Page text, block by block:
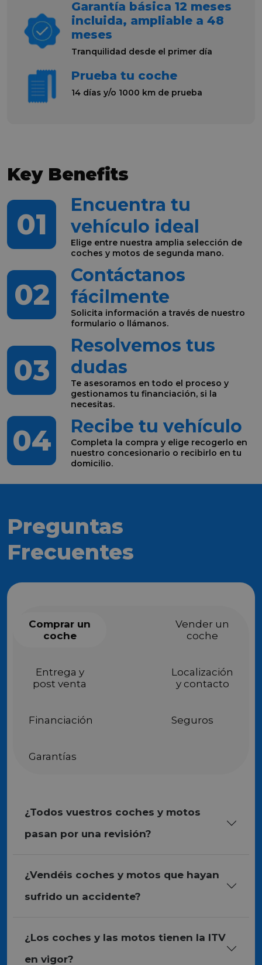
Garantía básica 12 meses
incluida, ampliable a 48
meses
Tranquilidad desde el primer día
Prueba tu coche
14 días y/o 1000 km de prueba
Key Benefits
01
Encuentra tu
vehículo ideal
Elige entre nuestra amplia selección de
coches y motos de segunda mano.
02
Contáctanos
fácilmente
Solicita información a través de nuestro
formulario o llámanos.
03
Resolvemos tus
dudas
Te asesoramos en todo el proceso y
gestionamos tu financiación, si la
necesitas.
04 Recibe tu vehículo
Completa la compra y elige recogerlo en
nuestro concesionario o recibirlo en tu
domicilio.
Preguntas
Frecuentes
Comprar un
coche
Vender un
coche
Entrega y
post venta
Localización
y contacto
Financiación Seguros
Garantías
¿Todos vuestros coches y motos
pasan por una revisión?
¿Vendéis coches y motos que hayan
sufrido un accidente?
¿Los coches y las motos tienen la ITV
en vigor?